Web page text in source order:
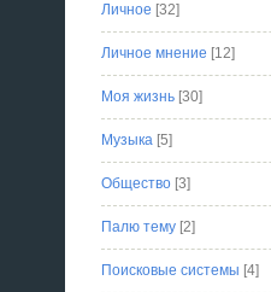
Личное [32]
Личное мнение [12]
Моя жизнь[30]
Музыка[5]
Общество[3]
Палю тему[2]
Поисковые системы [4]